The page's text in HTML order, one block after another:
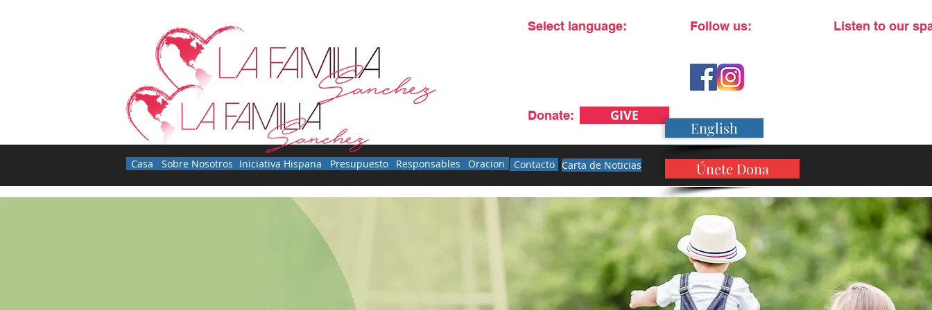
Select language:
Donate: GIVE
Follow us: Listen to our
Inicio Who We Are Nosotros Noticias Únete Contacto
Casa Sobre Nosotros Iniciativa Hispana Presupuesto Responsables Oracion Contacto Carta de Noticias
English
Únete Dona